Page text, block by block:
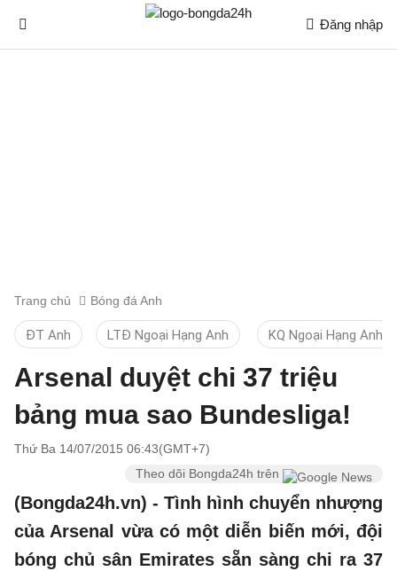
Đăng nhập
Trang chủ Bóng đá Anh
ĐT Anh LTĐ Ngoại Hạng Anh KQ Ngoại Hạng Anh
Arsenal duyệt chi 37 triệu
bảng mua sao Bundesliga!
Thứ Ba 14/07/2015 06:43(GMT+7)
Theo dõi Bongda24h trên
(Bongda24h.vn) - Tình hình chuyển nhượng
của Arsenal vừa có một diễn biến mới, đội
bóng chủ sân Emirates sẵn sàng chi ra 37